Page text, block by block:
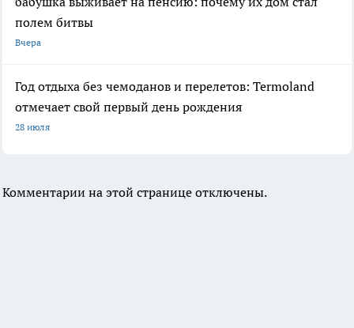
полем битвы
Вчера
Год отдыха без чемоданов и перелетов: Termoland
отмечает свой первый день рождения
28 июля
Комментарии на этой странице отключены.